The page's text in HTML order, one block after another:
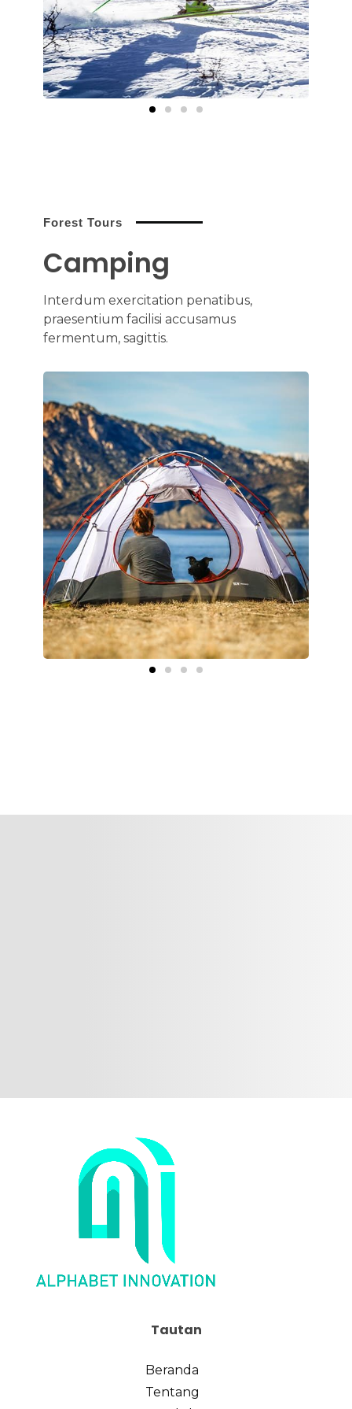
Forest Tours
Camping
Interdum exercitation penatibus,
praesentium facilisi accusamus
fermentum, sagittis.
Tautan
Beranda
Tentang